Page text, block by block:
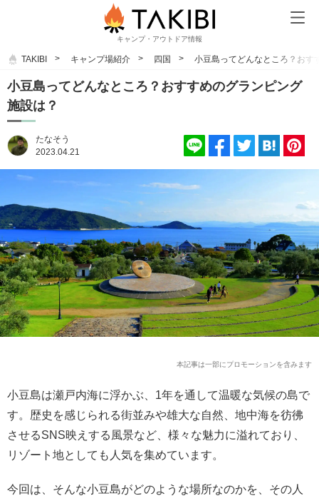
キャンプ・アウトドア情報
TAKIBI キャンプ場紹介 四国 小豆島ってどんなところ？おす
小豆島ってどんなところ？おすすめのグランピング
施設は？
たなそう
2023.04.21
本記事は一部にプロモーションを含みます
小豆島は瀬戸内海に浮かぶ、1年を通して温暖な気候の島で
す。歴史を感じられる街並みや雄大な自然、地中海を彷彿
させるSNS映えする風景など、様々な魅力に溢れており、
リゾート地としても人気を集めています。
今回は、そんな小豆島がどのような場所なのかを、その人